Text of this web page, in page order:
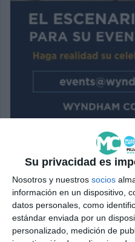
Su privacidad es
Nosotros y nuestros socios
información en un dispositivo,
datos personales, como
estándar enviada por un
personalizado, medición de